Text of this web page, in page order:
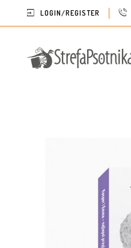
LOGIN/REGISTER